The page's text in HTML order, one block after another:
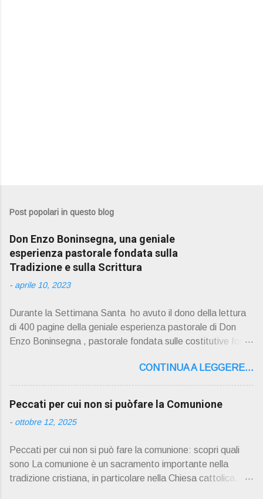
Post popolari in questo blog
Don Enzo Boninsegna, una geniale
esperienza pastorale fondata sulla
Tradizione e sulla Scrittura
- aprile 10, 2023
Durante la Settimana Santa ho avuto il dono della lettura
di 400 pagine della geniale esperienza pastorale di Don
Enzo Boninsegna , pastorale fondata sulle costitutive fon ti
Dio giunta in continuit à ecclesiale a noi per mezzo di Gesù,
degli Apostoli e dei loro successori . Io don Gino Oliosi v
orrei contribuire ad una lettura non pregiudiziale su don
Enzo Boninsegna . Per gli ultimi tempi di vita l'ho scelto
come Confessore. Del suo volume " ERO "CURATO" …
D on Enzo Boninsegna , per ordinazioni Via San Giovanni
Pupatoro,16 – 37134 Verona Tel. 045 8201679 – Cell.
338990 8824 PRESENTAZIONE R icordo che qualche
CONTINUA A LEGGERE...
Peccati per cui non si puòfare la Comunione
- ottobre 12, 2025
Peccati per cui non si può fare la comunione: scopri quali
sono La comunione è un sacramento importante nella
tradizione cristiana, in particolare nella Chiesa cattolica.